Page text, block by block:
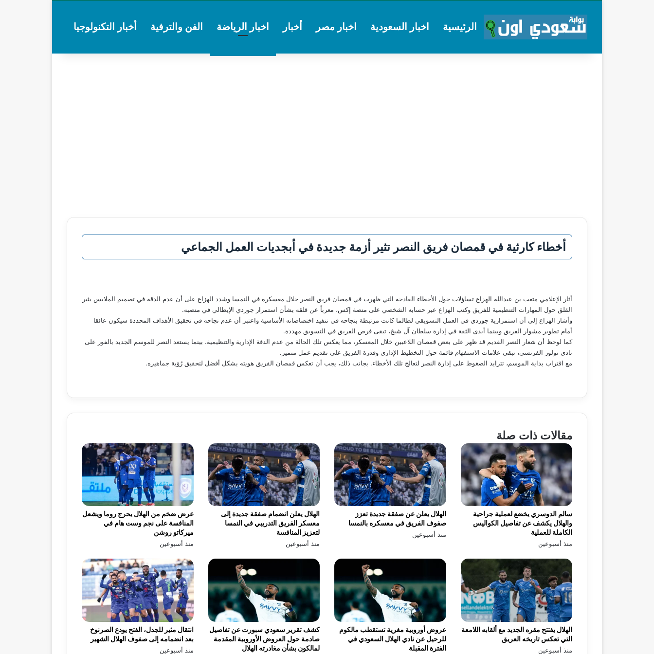
الرئيسية اخبار السعودية اخبار مصر أخبار اخبار الرياضة الفن والترفية أخبار التكنولوجيا
أخطاء كارثية في قمصان فريق النصر تثير أزمة جديدة في أبجديات العمل الجماعي
أثار الإعلامي متعب بن عبدالله الهزاع تساؤلات حول الأخطاء الفادحة التي ظهرت في قمصان فريق النصر خلال معسكره في النمسا وشدد الهزاع على أن عدم الدقة في تصميم الملابس يثير
القلق حول المهارات التنظيمية للفريق وكتب الهزاع عبر حسابه الشخصي على منصة إكس، معرباً عن قلقه بشأن استمرار جوردي الإيطالي في منصبه.
وأشار الهزاع إلى أن استمرارية جوردي في العمل التسويقي لطالما كانت مرتبطة بنجاحه في تنفيذ اختصاصاته الأساسية واعتبر أن عدم نجاحه في تحقيق الأهداف المحددة سيكون عائقا
أمام تطوير مشوار الفريق وبينما أبدى الثقة في إدارة سلطان آل شيخ، تبقى فرص الفريق في التسويق مهددة.
كما لوحظ أن شعار النصر القديم قد ظهر على بعض قمصان اللاعبين خلال المعسكر، مما يعكس تلك الحالة من عدم الدقة الإدارية والتنظيمية. بينما يستعد النصر للموسم الجديد بالفوز على
نادي تولوز الفرنسي، تبقى علامات الاستفهام قائمة حول التخطيط الإداري وقدرة الفريق على تقديم عمل متميز.
مع اقتراب بداية الموسم، تتزايد الضغوط على إدارة النصر لتعالج تلك الأخطاء. بجانب ذلك، يجب أن تعكس قمصان الفريق هويته بشكل أفضل لتحقيق رُؤية جماهيره.
مقالات ذات صلة
عرض ضخم من الهلال يحرج روما ويشعل
المنافسة على نجم وست هام في
ميركاتو روشن
منذ أسبوعين
الهلال يعلن انضمام صفقة جديدة إلى
معسكر الفريق التدريبي في النمسا
لتعزيز المنافسة
منذ أسبوعين
الهلال يعلن عن صفقة جديدة تعزز
صفوف الفريق في معسكره بالنمسا
منذ أسبوعين
سالم الدوسري يخضع لعملية جراحية
والهلال يكشف عن تفاصيل الكواليس
الكاملة للعملية
منذ أسبوعين
انتقال مثير للجدل، الفتح يودع الصرنوخ
بعد انضمامه إلى صفوف الهلال الشهير
منذ أسبوعين
كشف تقرير سعودي سبورت عن تفاصيل
صادمة حول العروض الأوروبية المقدمة
لمالكون بشأن مغادرته الهلال
عروض أوروبية مغرية تستقطب مالكوم
للرحيل عن نادي الهلال السعودي في
الفترة المقبلة
الهلال يفتتح مقره الجديد مع ألقابه اللامعة
التي تعكس تاريخه العريق
منذ أسبوعين